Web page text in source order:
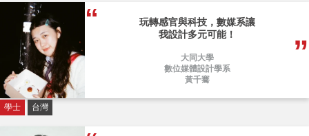
玩轉感官與科技，數媒系讓
我設計多元可能！
大同大學
數位媒體設計學系
黃千騫
學士 台灣